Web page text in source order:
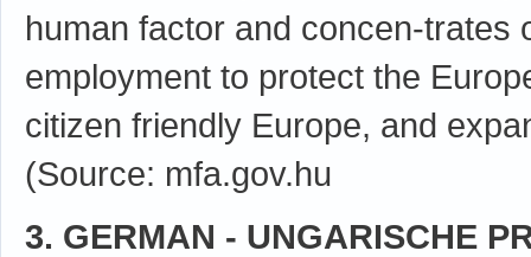
human factor and concen-trates
employment to protect the
citizen friendly Europe, and
(Source: mfa.gov.hu
3. GERMAN - UNGARISCHE